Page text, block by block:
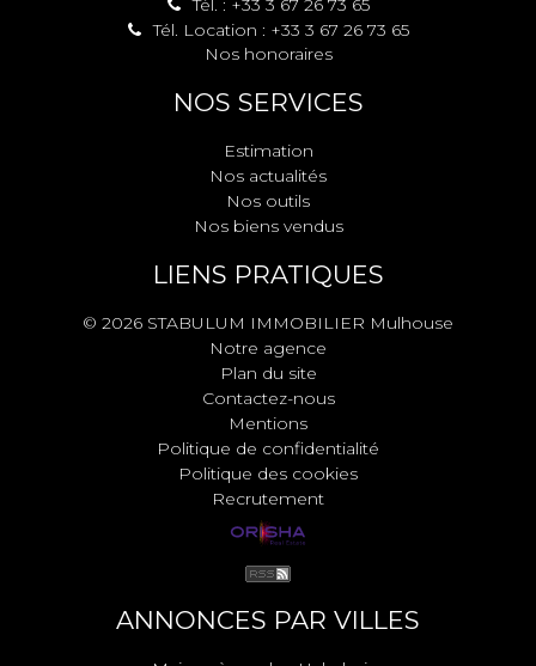
Tél. : +33 3 67 26 73 65
Tél. Location : +33 3 67 26 73 65
Nos honoraires
NOS SERVICES
Estimation
Nos actualités
Nos outils
Nos biens vendus
LIENS PRATIQUES
© 2026 STABULUM IMMOBILIER Mulhouse
Notre agence
Plan du site
Contactez-nous
Mentions
Politique de confidentialité
Politique des cookies
Recrutement
ANNONCES PAR VILLES